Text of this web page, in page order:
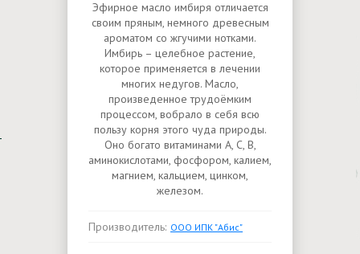
Эфирное масло имбиря отличается
своим пряным, немного древесным
ароматом со жгучими нотками.
Имбирь – целебное растение,
которое применяется в лечении
многих недугов. Масло,
произведенное трудоёмким
процессом, вобрало в себя всю
пользу корня этого чуда природы.
Оно богато витаминами А, С, В,
аминокислотами, фосфором, калием,
магнием, кальцием, цинком,
железом.
Производитель: ООО ИПК "Абис"